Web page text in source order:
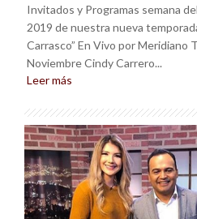
Invitados y Programas semana
2019 de nuestra nueva
Carrasco” En Vivo por
Noviembre Cindy Carrero...
Leer más